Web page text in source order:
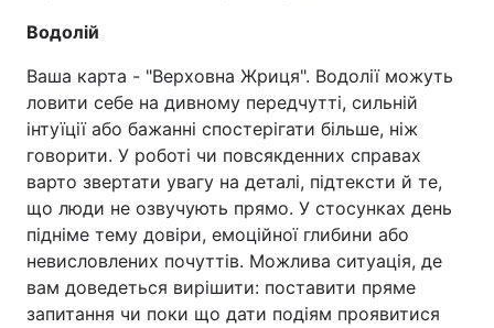
Водолій
Ваша карта - "Верховна Жриця". Водолії можуть
ловити себе на дивному передчутті, сильній
інтуїції або бажанні спостерігати більше, ніж
говорити. У роботі чи повсякденних справах
варто звертати увагу на деталі, підтексти й те,
що люди не озвучують прямо. У стосунках день
підніме тему довіри, емоційної глибини або
невисловлених почуттів. Можлива ситуація, де
вам доведеться вирішити: поставити пряме
запитання чи поки що дати подіям проявитися